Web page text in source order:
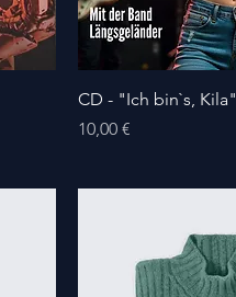
CD - "Ich bin`s, Kila"
Preis
10,00 €